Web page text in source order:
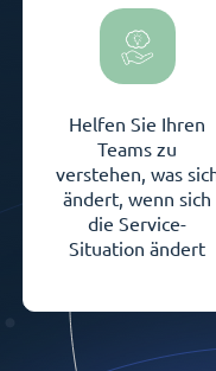
Helfen Sie Ihren
Teams zu
verstehen, was
ändert, wenn sich
die Service-
Situation ändert